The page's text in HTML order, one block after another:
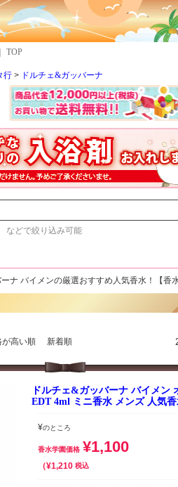
TOP
行 ドルチェ&ガッバーナ
どで絞り込み可能
ーナ バイメンの厳選おすすめ人気香水！【
が高い順 新着順
ドルチェ&ガッバーナ バイメン
EDT 4ml ミニ香水 メンズ 人気
¥のところ
香水学園価格 ¥1,100
¥1,210 税込
MMさん クロエ